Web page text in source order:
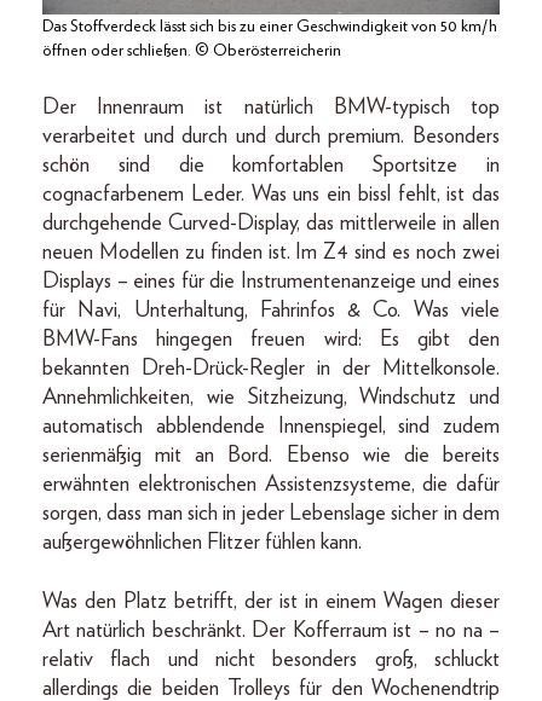
Das Stoffverdeck lässt sich bis zu einer Geschwindigkeit von 50 km/h
öffnen oder schließen. © Oberösterreicherin
Der Innenraum ist natürlich BMW-typisch top
verarbeitet und durch und durch premium. Besonders
schön sind die komfortablen Sportsitze in
cognacfarbenem Leder. Was uns ein bissl fehlt, ist das
durchgehende Curved-Display, das mittlerweile in allen
neuen Modellen zu finden ist. Im Z4 sind es noch zwei
Displays – eines für die Instrumentenanzeige und eines
für Navi, Unterhaltung, Fahrinfos & Co. Was viele
BMW-Fans hingegen freuen wird: Es gibt den
bekannten Dreh-Drück-Regler in der Mittelkonsole.
Annehmlichkeiten, wie Sitzheizung, Windschutz und
automatisch abblendende Innenspiegel, sind zudem
serienmäßig mit an Bord. Ebenso wie die bereits
erwähnten elektronischen Assistenzsysteme, die dafür
sorgen, dass man sich in jeder Lebenslage sicher in dem
außergewöhnlichen Flitzer fühlen kann.
Was den Platz betrifft, der ist in einem Wagen dieser
Art natürlich beschränkt. Der Kofferraum ist – no na –
relativ flach und nicht besonders groß, schluckt
allerdings die beiden Trolleys für den Wochenendtrip